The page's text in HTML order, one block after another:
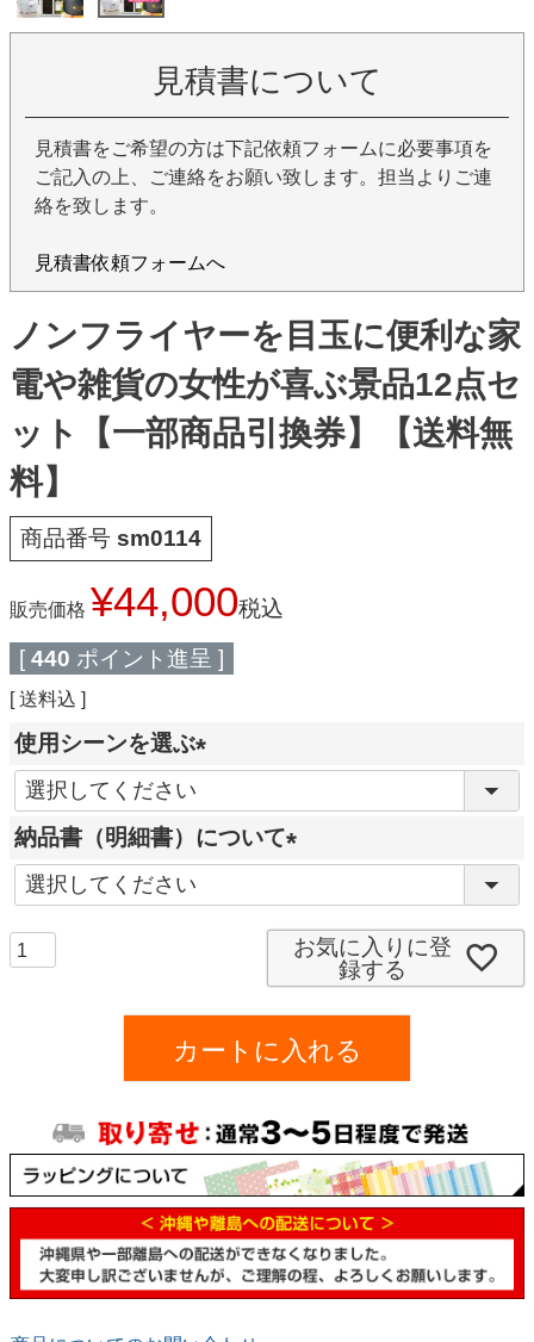
見積書について
見積書をご希望の方は下記依頼フォームに必要事項を
ご記入の上、ご連絡をお願い致します。担当よりご連
絡を致します。
見積書依頼フォームへ
ノンフライヤーを目玉に便利な家
電や雑貨の女性が喜ぶ景品12点セ
ット【一部商品引換券】【送料無
料】
商品番号 sm0114
販売価格 ¥44,000税込
[ 440 ポイント進呈 ]
送料込
使用シーンを選ぶ
必
須
納品書（明細書）について
必
須
お気に入りに登
録する
カートに入れる